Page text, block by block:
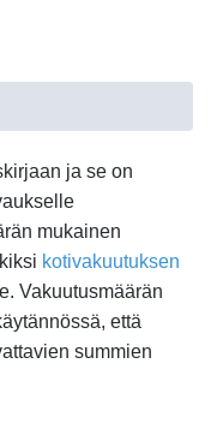
ja se on
mukainen
kotivakuutuksen
Vakuutusmäärän
että
summien